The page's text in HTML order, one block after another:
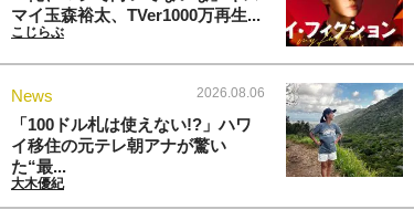
マイ玉森裕太、TVer1000万再生...
こじらぶ
News 2026.08.06
「100ドル札は使えない!?」ハワ
イ移住の元テレ朝アナが驚い
た“最...
大木優紀